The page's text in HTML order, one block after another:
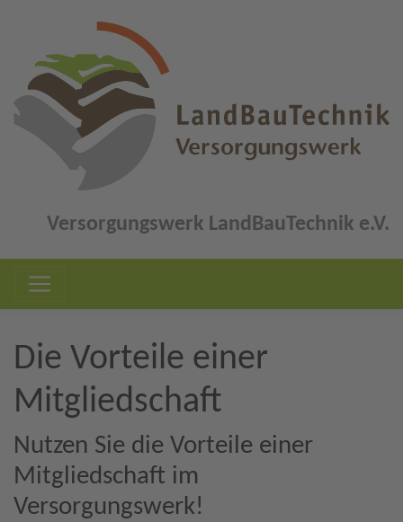
Versorgungswerk LandBauTechnik e.V.
Die Vorteile einer
Mitgliedschaft
Nutzen Sie die Vorteile einer
Mitgliedschaft im
Versorgungswerk!